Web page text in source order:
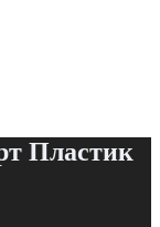
Пластик